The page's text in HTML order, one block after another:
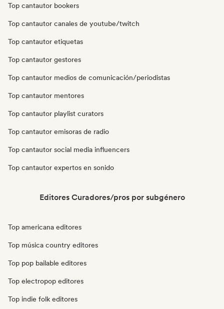
Top cantautor bookers
Top cantautor canales de youtube/twitch
Top cantautor etiquetas
Top cantautor gestores
Top cantautor medios de comunicación/periodistas
Top cantautor mentores
Top cantautor playlist curators
Top cantautor emisoras de radio
Top cantautor social media influencers
Top cantautor expertos en sonido
Editores Curadores/pros por subgénero
Top americana editores
Top música country editores
Top pop bailable editores
Top electropop editores
Top indie folk editores